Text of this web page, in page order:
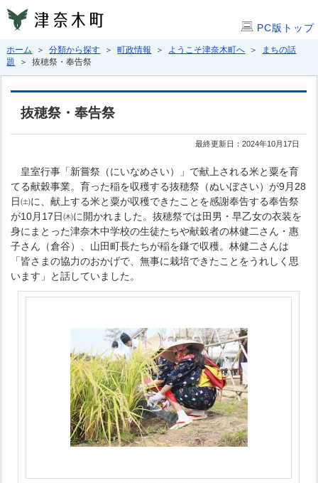
PC版トップ
ホーム ＞分類から探す ＞町政情報 ＞ ようこそ津奈木町へ ＞
まちの話
題
＞ 抜穂祭・奉告祭
抜穂祭・奉告祭
最終更新日：2024年10月17日
皇室行事「新嘗祭（にいなめさい）」で献上される米と粟を育
てる献穀事業。育った稲を収穫する抜穂祭（ぬいぼさい）が9月28
日㈯に、献上する米と粟が収穫できたことを感謝奉告する奉告祭
が10月17日㈭に開かれました。抜穂祭では田男・早乙女の衣装を
身にまとった津奈木中学校の生徒たちや献穀者の林健二さん・惠
子さん（倉谷）、山田町長たちが稲を鎌で収穫。林健二さんは
「皆さまの協力のおかげで、無事に栽培できたことをうれしく思
います」と話していました。